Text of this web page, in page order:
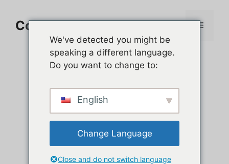
contenuComment jouer sur PC Menu
We've detected you might be
speaking a different language.
Do you want to change to:
English
Change Language
Close and do not switch language